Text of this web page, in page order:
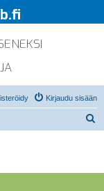
Kirjaudu sisään